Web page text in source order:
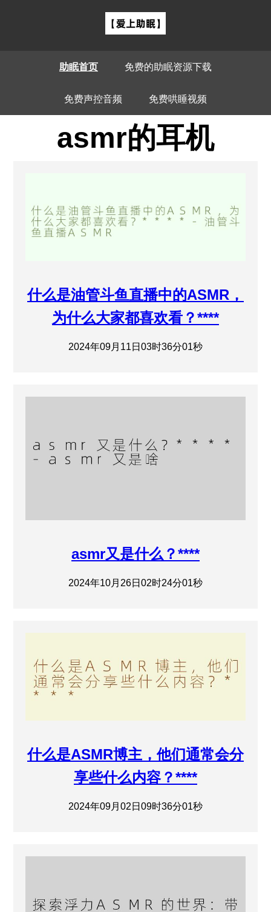
助眠首页 免费的助眠资源下载
免费声控音频 免费哄睡视频
asmr的耳机
什么是油管斗鱼直播中的ASMR，
为什么大家都喜欢看？****
2024年09月11日03时36分01秒
asmr又是什么？****
2024年10月26日02时24分01秒
什么是ASMR博主，他们通常会分
享些什么内容？****
2024年09月02日09时36分01秒